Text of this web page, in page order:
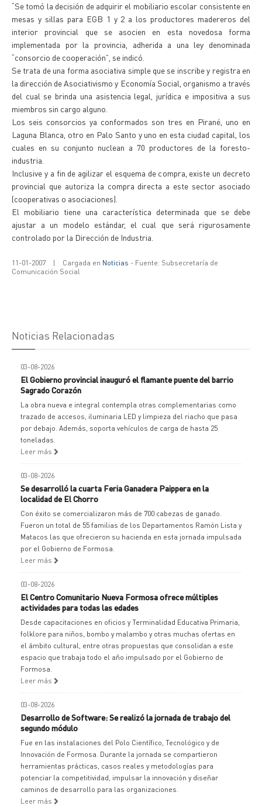
“Se tomó la decisión de adquirir el mobiliario escolar consistente en
mesas y sillas para EGB 1 y 2 a los productores madereros del
interior provincial que se asocien en esta novedosa forma
implementada por la provincia, adherida a una ley denominada
“consorcio de cooperación”, se indicó.
Se trata de una forma asociativa simple que se inscribe y registra en
la dirección de Asociativismo y Economía Social, organismo a través
del cual se brinda una asistencia legal, jurídica e impositiva a sus
miembros sin cargo alguno.
Los seis consorcios ya conformados son tres en Pirané, uno en
Laguna Blanca, otro en Palo Santo y uno en esta ciudad capital, los
cuales en su conjunto nuclean a 70 productores de la foresto-
industria.
Inclusive y a fin de agilizar el esquema de compra, existe un decreto
provincial que autoriza la compra directa a este sector asociado
(cooperativas o asociaciones).
El mobiliario tiene una característica determinada que se debe
ajustar a un modelo estándar, el cual que será rigurosamente
controlado por la Dirección de Industria.
11-01-2007 | Cargada en Noticias - Fuente: Subsecretaría de
Comunicación Social
Noticias Relacionadas
03-08-2026
El Gobierno provincial inauguró el flamante puente del barrio
Sagrado Corazón
La obra nueva e integral contempla otras complementarias como
trazado de accesos, iluminaria LED y limpieza del riacho que pasa
por debajo. Además, soporta vehículos de carga de hasta 25
toneladas.
Leer más
03-08-2026
Se desarrolló la cuarta Feria Ganadera Paippera en la
localidad de El Chorro
Con éxito se comercializaron más de 700 cabezas de ganado.
Fueron un total de 55 familias de los Departamentos Ramón Lista y
Matacos las que ofrecieron su hacienda en esta jornada impulsada
por el Gobierno de Formosa.
Leer más
03-08-2026
El Centro Comunitario Nueva Formosa ofrece múltiples
actividades para todas las edades
Desde capacitaciones en oficios y Terminalidad Educativa Primaria,
folklore para niños, bombo y malambo y otras muchas ofertas en
el ámbito cultural, entre otras propuestas que consolidan a este
espacio que trabaja todo el año impulsado por el Gobierno de
Formosa.
Leer más
03-08-2026
Desarrollo de Software: Se realizó la jornada de trabajo del
segundo módulo
Fue en las instalaciones del Polo Científico, Tecnológico y de
Innovación de Formosa. Durante la jornada se compartieron
herramientas prácticas, casos reales y metodologías para
potenciar la competitividad, impulsar la innovación y diseñar
caminos de desarrollo para las organizaciones.
Leer más